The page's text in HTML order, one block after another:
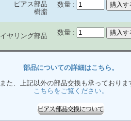
ピアス部品
樹脂
数量 :
イヤリング部品 数量 :
部品についての詳細はこちら。
また、上記以外の部品交換も承っておりま
こちらをご覧ください。